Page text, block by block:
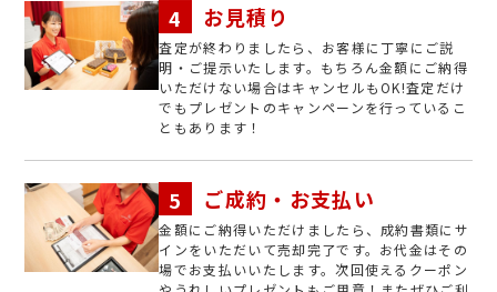
お見積り
査定が終わりましたら、お客様に丁寧にご説
明・ご提示いたします。もちろん金額にご納得
いただけない場合はキャンセルもOK!査定だけ
でもプレゼントのキャンペーンを行っているこ
ともあります！
ご成約・お支払い
金額にご納得いただけましたら、成約書類にサ
インをいただいて売却完了です。お代金はその
場でお支払いいたします。次回使えるクーポン